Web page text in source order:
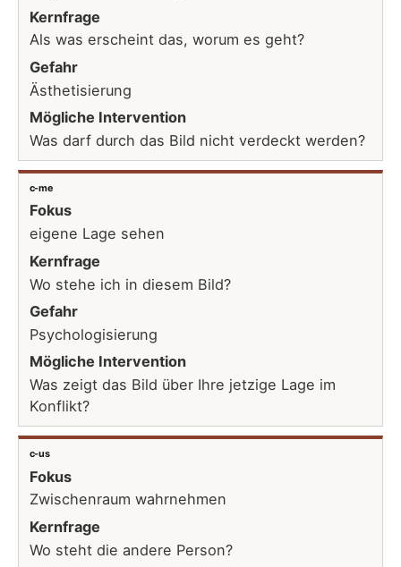
Kernfrage
Als was erscheint das, worum es geht?
Gefahr
Ästhetisierung
Mögliche Intervention
Was darf durch das Bild nicht verdeckt werden?
c-me
Fokus
eigene Lage sehen
Kernfrage
Wo stehe ich in diesem Bild?
Gefahr
Psychologisierung
Mögliche Intervention
Was zeigt das Bild über Ihre jetzige Lage im
Konflikt?
c-us
Fokus
Zwischenraum wahrnehmen
Kernfrage
Wo steht die andere Person?